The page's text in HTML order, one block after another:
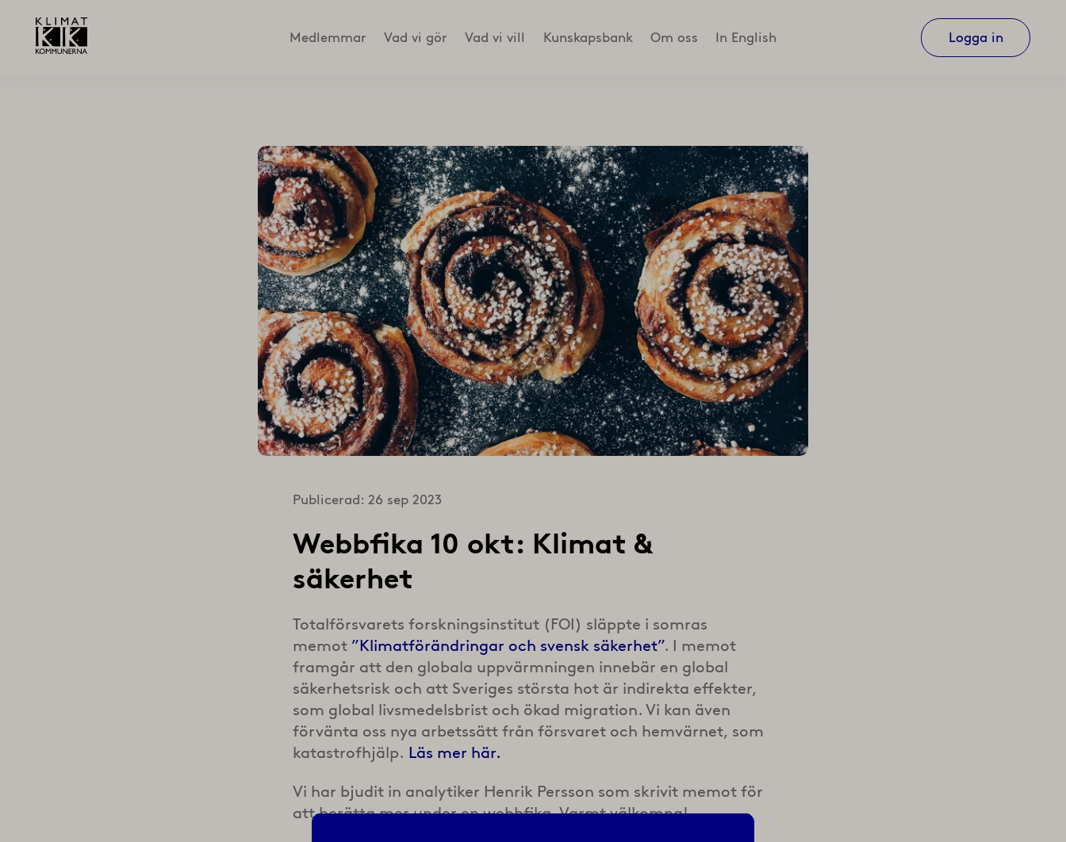
Medlemmar Vad vi gör Vad vi vill Kunskapsbank Om oss In English Logga in
Publicerad: 26 sep 2023
Webbfika 10 okt: Klimat &
säkerhet
Totalförsvarets forskningsinstitut (FOI) släppte i somras
memot ”Klimatförändringar och svensk säkerhet”. I memot
framgår att den globala uppvärmningen innebär en global
säkerhetsrisk och att Sveriges största hot är indirekta effekter,
som global livsmedelsbrist och ökad migration. Vi kan även
förvänta oss nya arbetssätt från försvaret och hemvärnet, som
katastrofhjälp. Läs mer här.
Vi har bjudit in analytiker Henrik Persson som skrivit memot för
att berätta mer under en webbfika. Varmt välkomna!